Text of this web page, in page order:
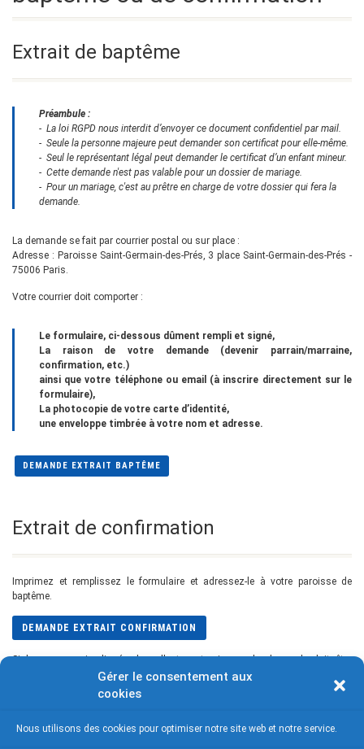
Gérer le consentement aux
cookies
Nous utilisons des cookies pour optimiser notre site web et notre service.
Extrait de baptême
Préambule :
- La loi RGPD nous interdit d’envoyer ce document confidentiel par mail.
- Seule la personne majeure peut demander son certificat pour elle-même.
- Seul le représentant légal peut demander le certificat d’un enfant mineur.
- Cette demande n'est pas valable pour un dossier de mariage.
- Pour un mariage, c'est au prêtre en charge de votre dossier qui fera la
demande.
La demande se fait par courrier postal ou sur place :
Adresse : Paroisse Saint-Germain-des-Prés, 3 place Saint-Germain-des-Prés -
75006 Paris.
Votre courrier doit comporter :
Le formulaire, ci-dessous dûment rempli et signé,
La raison de votre demande (devenir parrain/marraine,
confirmation, etc.)
ainsi que votre téléphone ou email (à inscrire directement sur le
formulaire),
La photocopie de votre carte d’identité,
une enveloppe timbrée à votre nom et adresse.
DEMANDE EXTRAIT BAPTÊME
Extrait de confirmation
Imprimez et remplissez le formulaire et adressez-le à votre paroisse de
baptême.
DEMANDE EXTRAIT CONFIRMATION
Si la personne impliquée dans l'acte est mineure, la demande doit être
effectuée par les parents. Une fois qu'elle atteint l'âge majeur, seule la
personne concernée peut faire cette demande.